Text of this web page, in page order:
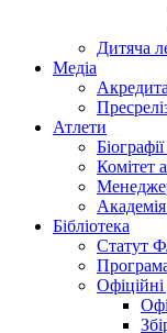
Дитяча
Медіа
Атлети
Комітет
Академія
Бібліотека
Статут